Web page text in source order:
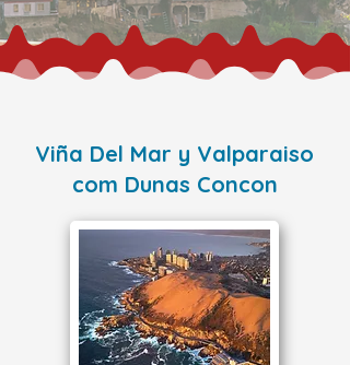
Viña Del Mar y Valparaiso
com Dunas Concon